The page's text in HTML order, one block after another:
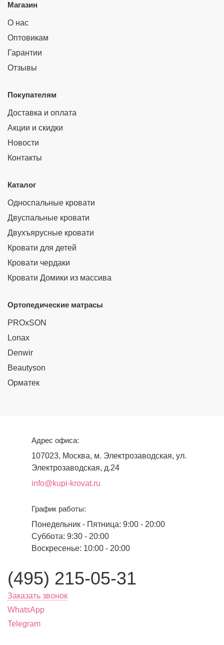
Магазин
О нас
Оптовикам
Гарантии
Отзывы
Покупателям
Доставка и оплата
Акции и скидки
Новости
Контакты
Каталог
Односпальные кровати
Двуспальные кровати
Двухъярусные кровати
Кровати для детей
Кровати чердаки
Кровати Домики из массива
Ортопедические матрасы
PROxSON
Lonax
Denwir
Beautyson
Орматек
Адрес офиса:
107023, Москва, м. Электрозаводская, ул.
Электрозаводская, д.24
info@kupi-krovat.ru
График работы:
Понедельник - Пятница: 9:00 - 20:00
Суббота: 9:30 - 20:00
Воскресенье: 10:00 - 20:00
(495) 215-05-31
Заказать звонок
WhatsApp
Telegram